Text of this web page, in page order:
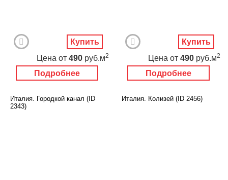
Подробнее
Цена от 490 руб.м2
Купить
Подробнее
Цена от 490 руб.м2
Купить
Италия. Городкой канал (ID
2343)
Италия. Колизей (ID 2456)